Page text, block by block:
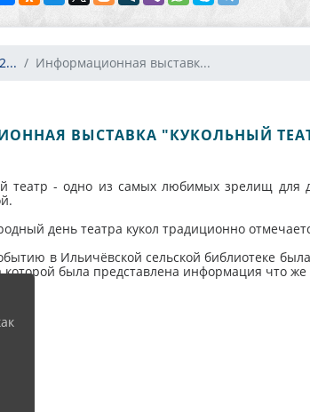
Информационная выставк...
ВЫСТАВКА "КУКОЛЬНЫЙ
театр - одно из самых любимых зрелищ для
день театра кукол традиционно
в Ильичёвской сельской библиотеке
которой была представлена информация что же